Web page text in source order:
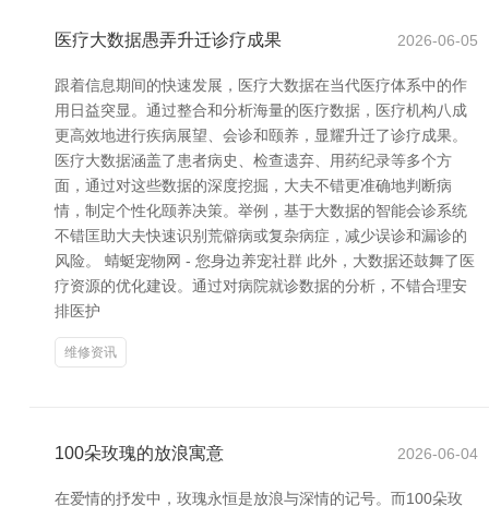
医疗大数据愚弄升迁诊疗成果 2026-06-05
跟着信息期间的快速发展，医疗大数据在当代医疗体系中的作
用日益突显。通过整合和分析海量的医疗数据，医疗机构八成
更高效地进行疾病展望、会诊和颐养，显耀升迁了诊疗成果。
医疗大数据涵盖了患者病史、检查遗弃、用药纪录等多个方
面，通过对这些数据的深度挖掘，大夫不错更准确地判断病
情，制定个性化颐养决策。举例，基于大数据的智能会诊系统
不错匡助大夫快速识别荒僻病或复杂病症，减少误诊和漏诊的
风险。 蜻蜓宠物网 - 您身边养宠社群 此外，大数据还鼓舞了医
疗资源的优化建设。通过对病院就诊数据的分析，不错合理安
排医护
维修资讯
100朵玫瑰的放浪寓意 2026-06-04
在爱情的抒发中，玫瑰永恒是放浪与深情的记号。而100朵玫